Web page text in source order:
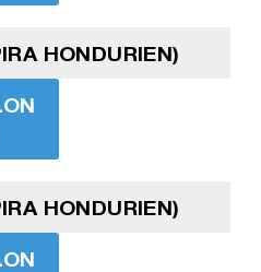
HONDURIEN)
HONDURIEN)